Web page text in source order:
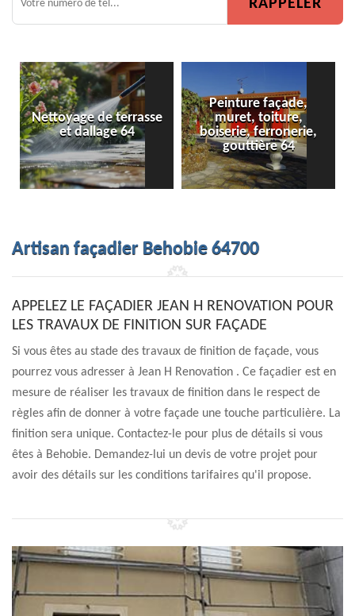
de terrasse
64
Peinture façade,
muret, toiture,
boiserie, ferronerie,
gouttière 64
Peinture de
Artisan façadier Behobie 64700
APPELEZ LE FAÇADIER JEAN H RENOVATION POUR
LES TRAVAUX DE FINITION SUR FAÇADE
Si vous êtes au stade des travaux de finition de façade, vous
pourrez vous adresser à Jean H Renovation . Ce façadier est en
mesure de réaliser les travaux de finition dans le respect de
règles afin de donner à votre façade une touche particulière. La
finition sera unique. Contactez-le pour plus de détails si vous
êtes à Behobie. Demandez-lui un devis de votre projet pour
avoir des détails sur les conditions tarifaires qu'il propose.